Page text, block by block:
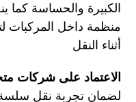
الكبيرة والحساسة كما
منظمة داخل
أثناء النقل
الاعتماد على شركات
لضمان تجربة نقل سلسة